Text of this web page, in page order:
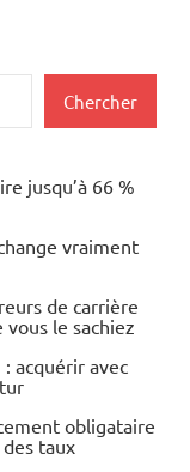
Chercher
jusqu’à 66 %
vraiment
de carrière
le sachiez
acquérir avec
obligataire
taux